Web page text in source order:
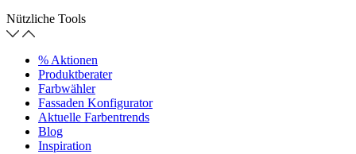
Nützliche Tools
% Aktionen
Produktberater
Farbwähler
Fassaden Konfigurator
Aktuelle Farbentrends
Blog
Inspiration